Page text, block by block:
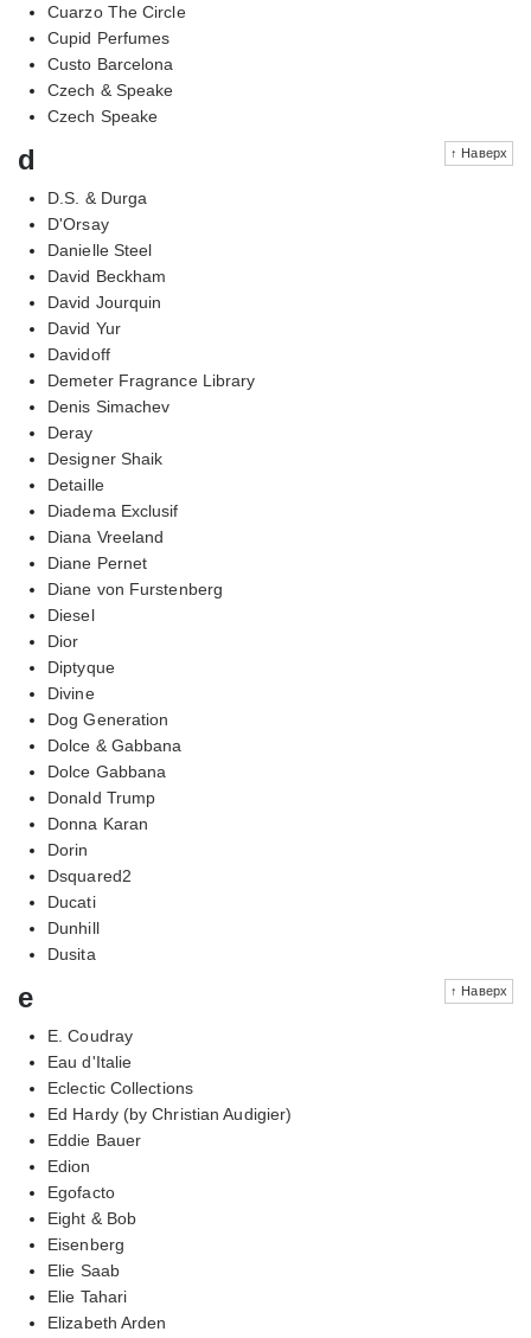
Cuarzo The Circle
Cupid Perfumes
Custo Barcelona
Czech & Speake
Czech Speake
↑ Наверх
d
D.S. & Durga
D'Orsay
Danielle Steel
David Beckham
David Jourquin
David Yur
Davidoff
Demeter Fragrance Library
Denis Simachev
Deray
Designer Shaik
Detaille
Diadema Exclusif
Diana Vreeland
Diane Pernet
Diane von Furstenberg
Diesel
Dior
Diptyque
Divine
Dog Generation
Dolce & Gabbana
Dolce Gabbana
Donald Trump
Donna Karan
Dorin
Dsquared2
Ducati
Dunhill
Dusita
↑ Наверх
e
E. Coudray
Eau d'Italie
Eclectic Collections
Ed Hardy (by Christian Audigier)
Eddie Bauer
Edion
Egofacto
Eight & Bob
Eisenberg
Elie Saab
Elie Tahari
Elizabeth Arden